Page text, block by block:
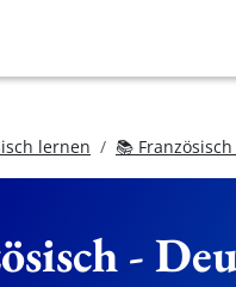
lernen 📚
-